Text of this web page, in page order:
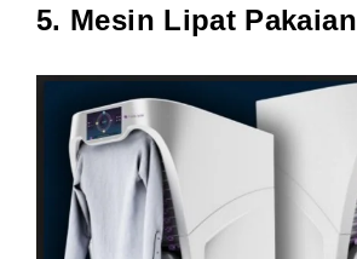
5. Mesin Lipat Pakaian